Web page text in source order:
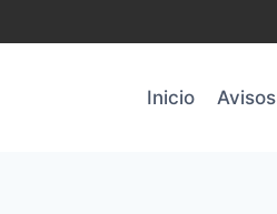
Inicio
Avisos